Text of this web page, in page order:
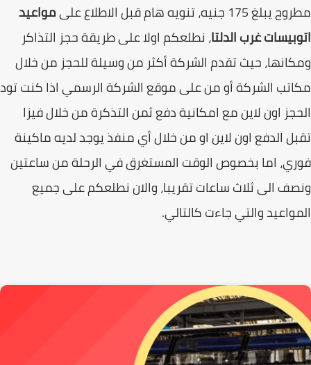
جنيه، تنويه هام قبل الاطلاع على
مواعيد
غرب الدلتا، نطلعكم اولا على طريقة حجز التذاكر
حيث تقدم الشركة أكثر من وسيلة للحجز من خلال
الشركة أو من على موقع الشركة الرسمي اذا كنت تود
اون لاين مع امكانية دفع ثمن التذكرة من خلال فيزا
الدفع اون لاين او من خلال أي منفذ يوجد لديه ماكينة
اما بخصوص الوقت المستغرق في الرحلة من ساعتين
الى ثلاث ساعات تقريبا، والان نطلعكم على جميع
والتي جاءت كالتالي.